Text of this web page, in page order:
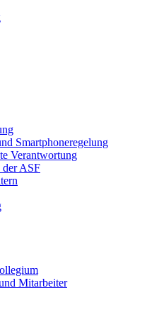
Smartphoneregelung
Verantwortung
der ASF
Mitarbeiter